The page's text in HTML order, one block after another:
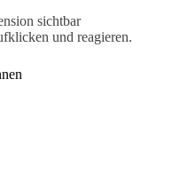
sichtbar
und reagieren.